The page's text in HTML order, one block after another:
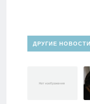
ДРУГИЕ НОВОСТИ